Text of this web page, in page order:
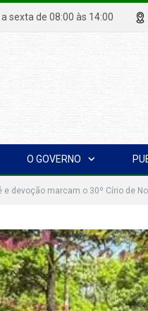
a sexta de 08:00 às 14:00
O GOVERNO
e devoção marcam o 30º Círio de